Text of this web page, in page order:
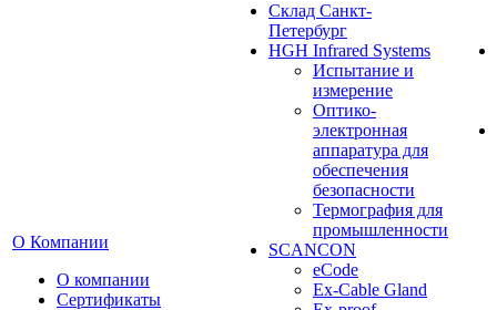
О Компании
О компании
Сертификаты
Cклад Санкт-
Петербург
HGH Infrared Systems
Испытание и
измерение
Оптико-
электронная
аппаратура для
обеспечения
безопасности
Термография для
промышленности
SCANCON
eCode
Ex-Cable Gland